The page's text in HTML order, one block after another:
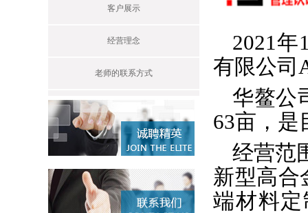
客户展示
经营理念
老师的联系方式
2021
有限公司
华鳌公
63亩，是
经营范
新型高合
端材料